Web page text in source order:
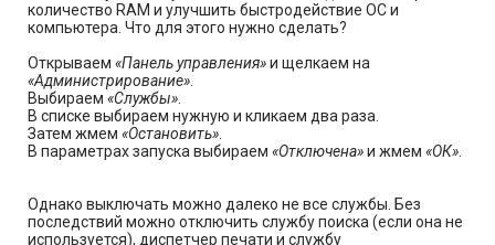
количество RAM и улучшить быстродействие ОС и
компьютера. Что для этого нужно сделать?
Открываем «Панель управления»и щелкаем на
«Администрирование».
Выбираем «Службы».
В списке выбираем нужную и кликаем два раза.
Затем жмем «Остановить».
В параметрах запуска выбираем «Отключена»и жмем «ОК».
Однако выключать можно далеко не все службы. Без
последствий можно отключить службу поиска (если она не
используется), диспетчер печати и службу